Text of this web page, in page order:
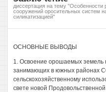
диссертация на тему "Особенности
сооружений оросительных систем
силикатизацией"
ОСНОВНЫЕ ВЫВОДЫ
1. Освоение орошаемых земель
занимающих в южных районах
сельскохозяйственному
свете новой